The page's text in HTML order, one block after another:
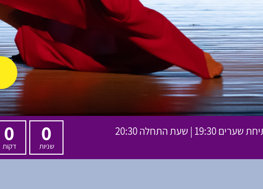
0
שניות
0
דקות